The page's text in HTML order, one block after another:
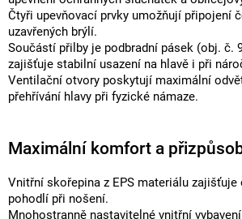
Čtyři upevňovací prvky umožňují připojení
uzavřených brýlí.
Součástí přilby je podbradní pásek (obj. č.
zajišťuje stabilní usazení na hlavě i při
Ventilační otvory poskytují maximální
přehřívání hlavy při fyzické námaze.
Maximální komfort a
Vnitřní skořepina z EPS materiálu
pohodlí při nošení.
Mnohostranně nastavitelné vnitřní